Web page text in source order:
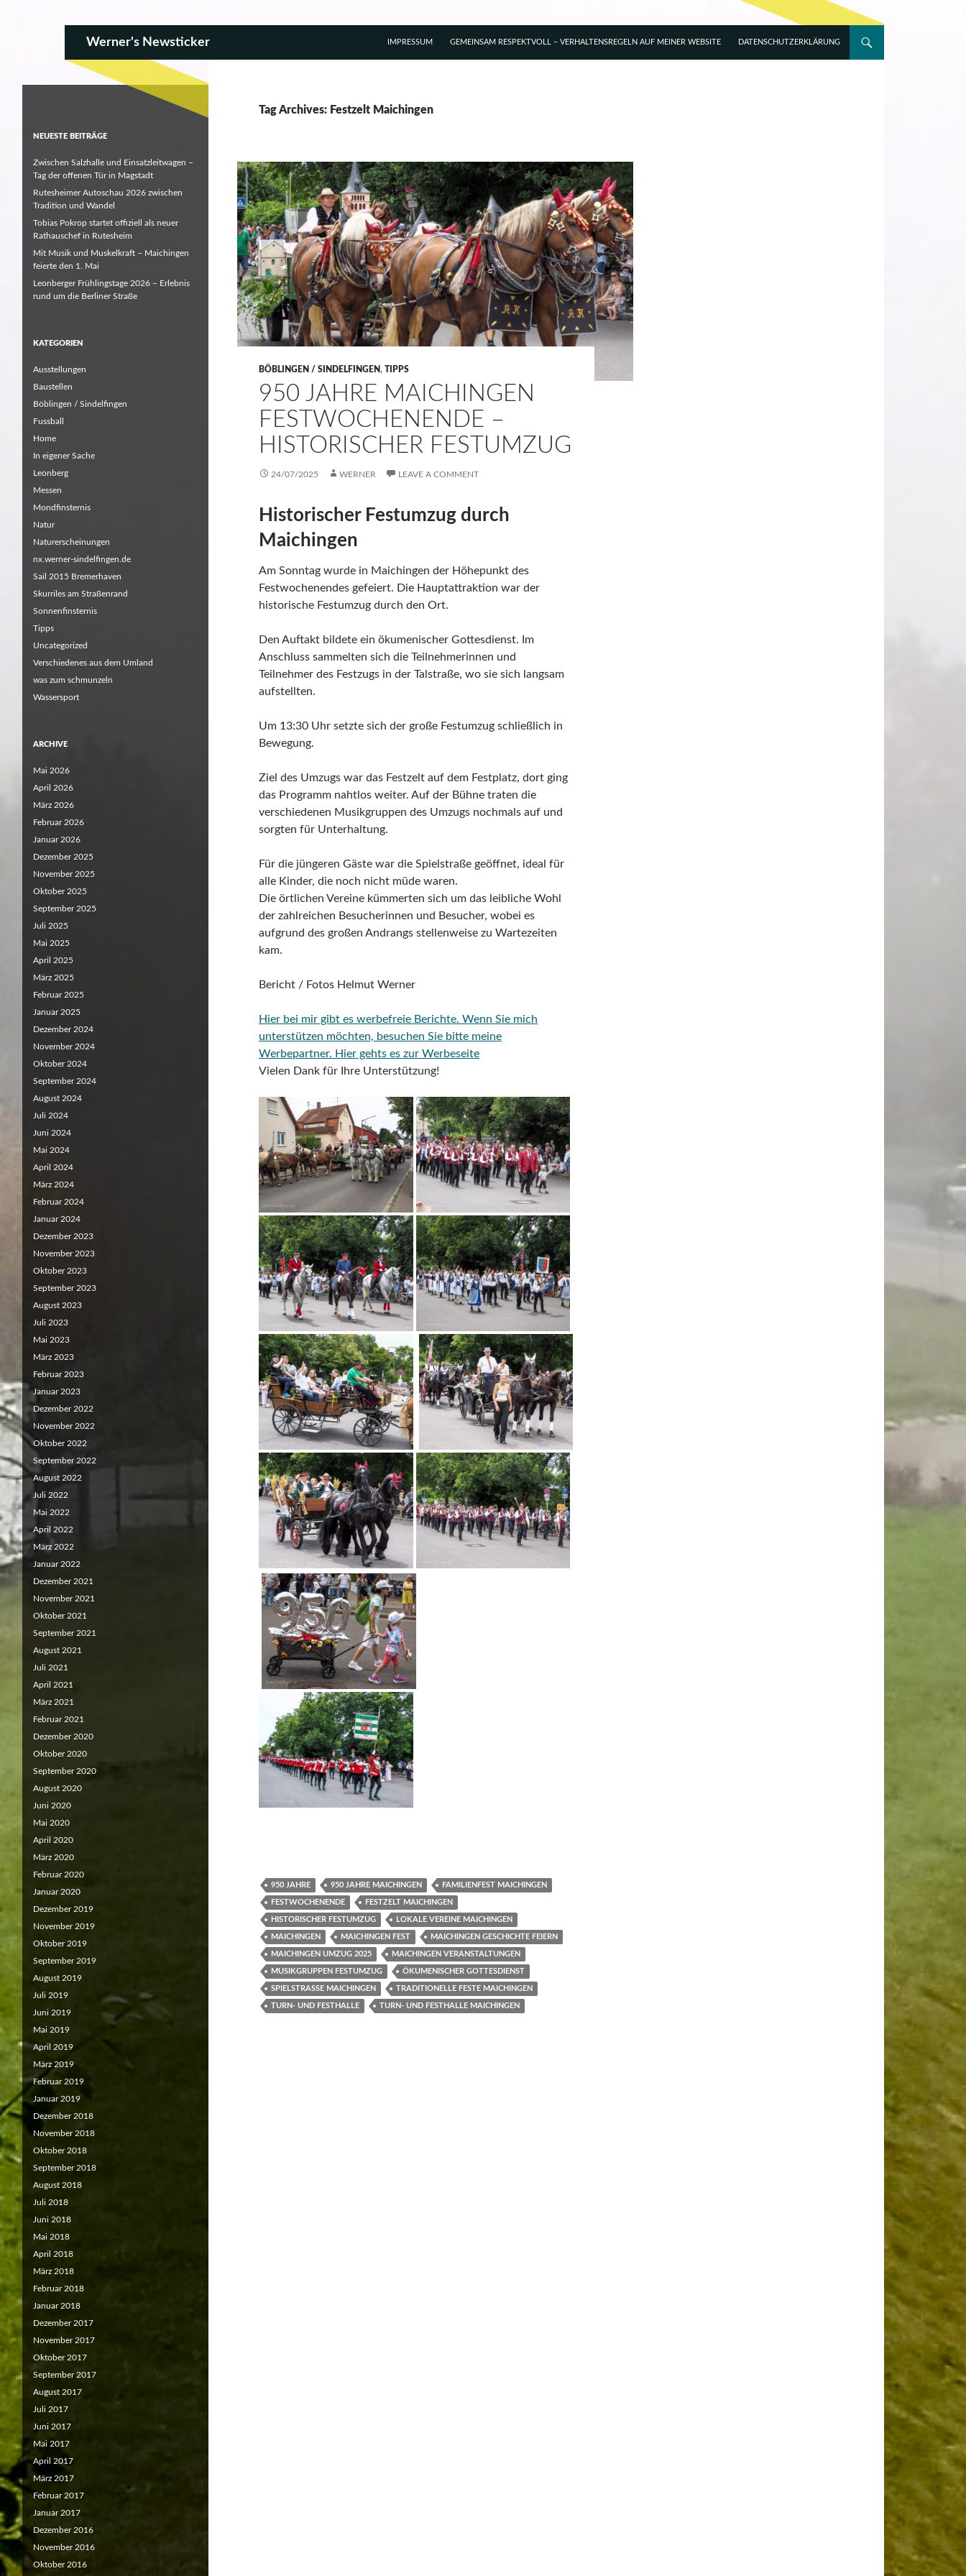
Werner's Newsticker
DATENSCHUTZERKLÄRUNG
GEMEINSAM RESPEKTVOLL – VERHALTENSREGELN AUF MEINER WEBSITE
IMPRESSUM
Tag Archives: Festzelt Maichingen
BÖBLINGEN / SINDELFINGEN, TIPPS
950 JAHRE MAICHINGEN
FESTWOCHENENDE –
HISTORISCHER FESTUMZUG
24/07/2025 WERNER LEAVE A COMMENT
Historischer Festumzug durch
Maichingen
Am Sonntag wurde in Maichingen der Höhepunkt des
Festwochenendes gefeiert. Die Hauptattraktion war der
historische Festumzug durch den Ort.
Den Auftakt bildete ein ökumenischer Gottesdienst. Im
Anschluss sammelten sich die Teilnehmerinnen und
Teilnehmer des Festzugs in der Talstraße, wo sie sich langsam
aufstellten.
Um 13:30 Uhr setzte sich der große Festumzug schließlich in
Bewegung.
Ziel des Umzugs war das Festzelt auf dem Festplatz, dort ging
das Programm nahtlos weiter. Auf der Bühne traten die
verschiedenen Musikgruppen des Umzugs nochmals auf und
sorgten für Unterhaltung.
Für die jüngeren Gäste war die Spielstraße geöffnet, ideal für
alle Kinder, die noch nicht müde waren.
Die örtlichen Vereine kümmerten sich um das leibliche Wohl
der zahlreichen Besucherinnen und Besucher, wobei es
aufgrund des großen Andrangs stellenweise zu Wartezeiten
kam.
Bericht / Fotos Helmut Werner
Hier bei mir gibt es werbefreie Berichte. Wenn Sie mich
unterstützen möchten, besuchen Sie bitte meine
Werbepartner. Hier gehts es zur Werbeseite
Vielen Dank für Ihre Unterstützung!
950 JAHRE 950 JAHRE MAICHINGEN FAMILIENFEST MAICHINGEN
FESTWOCHENENDE FESTZELT MAICHINGEN
HISTORISCHER FESTUMZUG LOKALE VEREINE MAICHINGEN
MAICHINGEN MAICHINGEN FEST MAICHINGEN GESCHICHTE FEIERN
MAICHINGEN UMZUG 2025 MAICHINGEN VERANSTALTUNGEN
MUSIKGRUPPEN FESTUMZUG ÖKUMENISCHER GOTTESDIENST
SPIELSTRASSE MAICHINGEN TRADITIONELLE FESTE MAICHINGEN
TURN- UND FESTHALLE TURN- UND FESTHALLE MAICHINGEN
NEUESTE BEITRÄGE
Zwischen Salzhalle und Einsatzleitwagen –
Tag der offenen Tür in Magstadt
Rutesheimer Autoschau 2026 zwischen
Tradition und Wandel
Tobias Pokrop startet offiziell als neuer
Rathauschef in Rutesheim
Mit Musik und Muskelkraft – Maichingen
feierte den 1. Mai
Leonberger Frühlingstage 2026 – Erlebnis
rund um die Berliner Straße
KATEGORIEN
Ausstellungen
Baustellen
Böblingen / Sindelfingen
Fussball
Home
In eigener Sache
Leonberg
Messen
Mondfinsternis
Natur
Naturerscheinungen
nx.werner-sindelfingen.de
Sail 2015 Bremerhaven
Skurriles am Straßenrand
Sonnenfinsternis
Tipps
Uncategorized
Verschiedenes aus dem Umland
was zum schmunzeln
Wassersport
ARCHIVE
Mai 2026
April 2026
März 2026
Februar 2026
Januar 2026
Dezember 2025
November 2025
Oktober 2025
September 2025
Juli 2025
Mai 2025
April 2025
März 2025
Februar 2025
Januar 2025
Dezember 2024
November 2024
Oktober 2024
September 2024
August 2024
Juli 2024
Juni 2024
Mai 2024
April 2024
März 2024
Februar 2024
Januar 2024
Dezember 2023
November 2023
Oktober 2023
September 2023
August 2023
Juli 2023
Mai 2023
März 2023
Februar 2023
Januar 2023
Dezember 2022
November 2022
Oktober 2022
September 2022
August 2022
Juli 2022
Mai 2022
April 2022
März 2022
Januar 2022
Dezember 2021
November 2021
Oktober 2021
September 2021
August 2021
Juli 2021
April 2021
März 2021
Februar 2021
Dezember 2020
Oktober 2020
September 2020
August 2020
Juni 2020
Mai 2020
April 2020
März 2020
Februar 2020
Januar 2020
Dezember 2019
November 2019
Oktober 2019
September 2019
August 2019
Juli 2019
Juni 2019
Mai 2019
April 2019
März 2019
Februar 2019
Januar 2019
Dezember 2018
November 2018
Oktober 2018
September 2018
August 2018
Juli 2018
Juni 2018
Mai 2018
April 2018
März 2018
Februar 2018
Januar 2018
Dezember 2017
November 2017
Oktober 2017
September 2017
August 2017
Juli 2017
Juni 2017
Mai 2017
April 2017
März 2017
Februar 2017
Januar 2017
Dezember 2016
November 2016
Oktober 2016